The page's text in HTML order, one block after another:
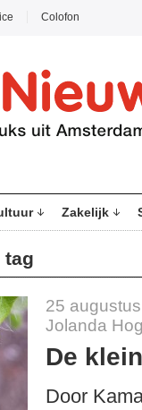
Colofon
Zakelijk
tag
25
Jolanda
De
Door